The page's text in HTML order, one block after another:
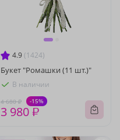
4.9 (1424)
Букет "Ромашки (11 шт.)"
В наличии
4 680 ₽ -15%
3 980 ₽